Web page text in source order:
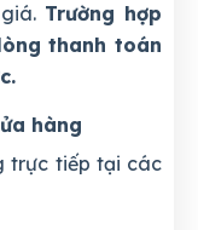
Trường hợp
thanh toán
hàng
trực tiếp tại các